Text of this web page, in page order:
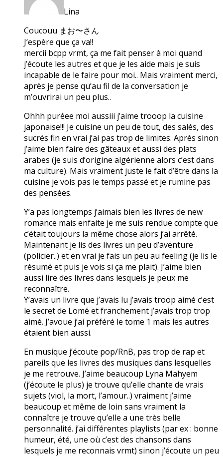
Lina
Coucouu まお〜さん
J’espère que ça va!!
mercii bcpp vrmt, ça me fait penser à moi quand
j’écoute les autres et que je les aide mais je suis
incapable de le faire pour moi.. Mais vraiment merci,
après je pense qu’au fil de la conversation je
m’ouvrirai un peu plus..
Ohhh puréee moi aussiii j’aime trooop la cuisine
japonaise!!! Je cuisine un peu de tout, des salés, des
sucrés fin en vrai j’ai pas trop de limites. Après sinon
j’aime bien faire des gâteaux et aussi des plats
arabes (je suis d’origine algérienne alors c’est dans
ma culture). Mais vraiment juste le fait d’être dans la
cuisine je vois pas le temps passé et je rumine pas
des pensées.
Y’a pas longtemps j’aimais bien les livres de new
romance mais enfaite je me suis rendue compte que
c’était toujours la même chose alors j’ai arrêté.
Maintenant je lis des livres un peu d’aventure
(policier..) et en vrai je fais un peu au feeling (je lis le
résumé et puis je vois si ça me plait). J’aime bien
aussi lire des livres dans lesquels je peux me
reconnaître.
Y’avais un livre que j’avais lu j’avais troop aimé c’est
le secret de Lomé et franchement j’avais trop trop
aimé. J’avoue j’ai préféré le tome 1 mais les autres
étaient bien aussi.
En musique j’écoute pop/RnB, pas trop de rap et
pareils que les livres des musiques dans lesquelles
je me retrouve. J’aime beaucoup Lyna Mahyem
(j’écoute le plus) je trouve qu’elle chante de vrais
sujets (viol, la mort, l’amour..) vraiment j’aime
beaucoup et même de loin sans vraiment la
connaître je trouve qu’elle a une très belle
personnalité. j’ai différentes playlists (par ex : bonne
humeur, été, une où c’est des chansons dans
lesquels je me reconnais vrmt) sinon j’écoute un peu